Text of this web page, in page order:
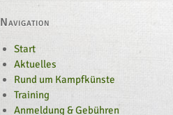
Navigation
Start
Aktuelles
Rund um Kampfkünste
Training
Anmeldung & Gebühren